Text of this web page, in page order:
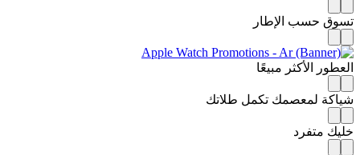
حسب الإطار
الأكثر مبيعًا
لمعصمك تكمل طلاتك